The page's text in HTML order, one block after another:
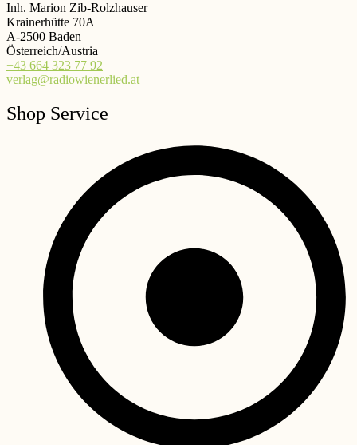
Inh. Marion Zib-Rolzhauser
Krainerhütte 70A
A-2500 Baden
Österreich/Austria
+43 664 323 77 92
verlag@radiowienerlied.at
Shop Service